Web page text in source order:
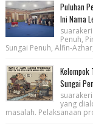
Puluhan
Ini Nama
Penuh,
Sungai Penuh, Alfin-
Kelompok
Sungai
yang
masalah. Pelaksanaan